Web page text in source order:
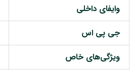
وایفای داخلی
جی پی اس
ویژگی‌های خاص